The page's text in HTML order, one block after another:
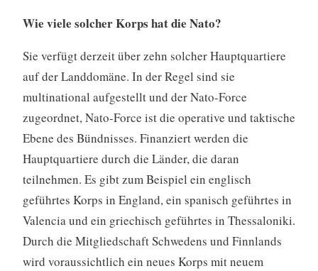
Wie viele solcher Korps hat die Nato?
Sie verfügt derzeit über zehn solcher Hauptquartiere
auf der Landdomäne. In der Regel sind sie
multinational aufgestellt und der Nato-Force
zugeordnet, Nato-Force ist die operative und taktische
Ebene des Bündnisses. Finanziert werden die
Hauptquartiere durch die Länder, die daran
teilnehmen. Es gibt zum Beispiel ein englisch
geführtes Korps in England, ein spanisch geführtes in
Valencia und ein griechisch geführtes in Thessaloniki.
Durch die Mitgliedschaft Schwedens und Finnlands
wird voraussichtlich ein neues Korps mit neuem